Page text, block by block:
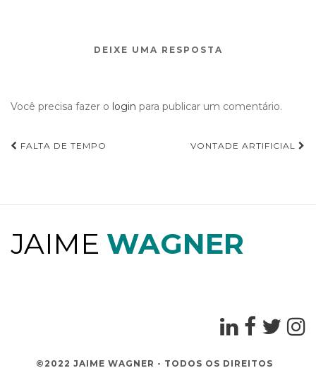
DEIXE UMA RESPOSTA
Você precisa fazer o login para publicar um comentário.
FALTA DE TEMPO VONTADE ARTIFICIAL
JAIME WAGNER
©2022 JAIME WAGNER - TODOS OS DIREITOS